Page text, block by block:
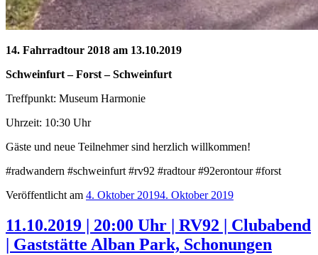
14. Fahrradtour 2018 am 13.10.2019
Schweinfurt – Forst – Schweinfurt
Treffpunkt: Museum Harmonie
Uhrzeit: 10:30 Uhr
Gäste und neue Teilnehmer sind herzlich willkommen!
#radwandern #schweinfurt #rv92 #radtour #92erontour #forst
Veröffentlicht am 4. Oktober 20194. Oktober 2019
11.10.2019 | 20:00 Uhr | RV92 | Clubabend
| Gaststätte Alban Park, Schonungen